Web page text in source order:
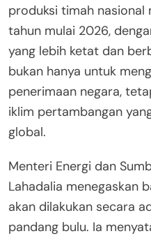
produksi timah
tahun mulai 2026,
yang lebih ketat dan
bukan hanya untuk
penerimaan negara,
iklim pertambangan
global.
Menteri Energi dan
Lahadalia menegaskan
akan dilakukan secara
pandang bulu. Ia